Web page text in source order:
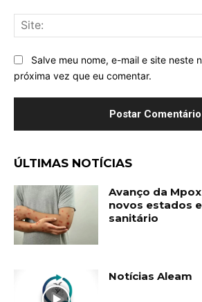
Salve meu nome, e-mail e site neste
próxima vez que eu comentar.
ÚLTIMAS NOTÍCIAS
Avanço da
novos estados
sanitário
Notícias Aleam